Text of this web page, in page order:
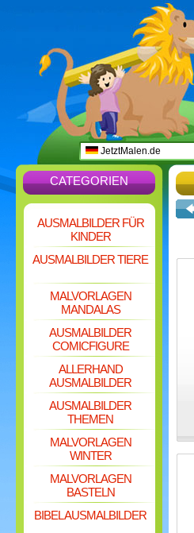
JetztMalen.de
CATEGORIEN
AUSMALBILDER FÜR
KINDER
AUSMALBILDER TIERE
MALVORLAGEN
MANDALAS
AUSMALBILDER
COMICFIGURE
ALLERHAND
AUSMALBILDER
AUSMALBILDER
THEMEN
MALVORLAGEN
WINTER
MALVORLAGEN
BASTELN
BIBEL AUSMALBILDER